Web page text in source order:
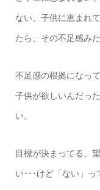
ない、子供に恵まれ
たら、その不足感み
不足感の根拠になっ
子供が欲しいんだっ
い。
目標が決まってる、
い･･･けど「ない」っ